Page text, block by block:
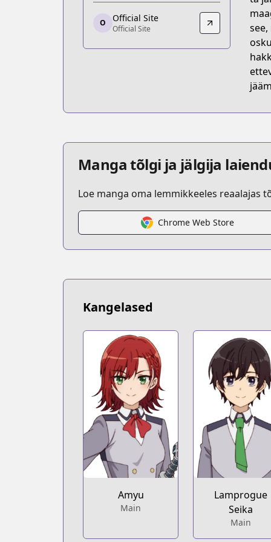
https://seiga.nicovideo.jp/comic/48633
Official Site
https://gaugau.futabanet.jp/list/work/
O Official Site
Official Site
Manga tõlgi ja jälgija
Loe manga oma lemmikkeeles reaalajas
Chrome Web Store
Kangelased
Amyu
Main
Lamprogue
Seika
Main